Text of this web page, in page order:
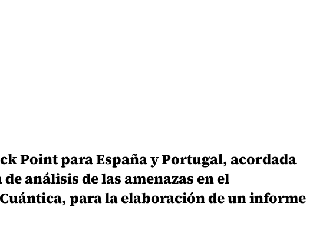
Point para España y Portugal, acordada
análisis de las amenazas en el
para la elaboración de un informe